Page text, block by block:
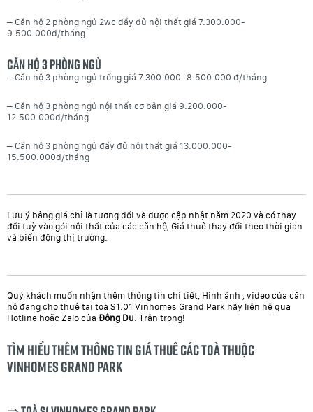
– Căn hộ 2 phòng ngủ 2wc đầy đủ nội thất giá 7.300.000-
9.500.000đ/tháng
Căn hộ 3 phòng ngủ
– Căn hộ 3 phòng ngủ trống giá 7.300.000- 8.500.000 đ/tháng
– Căn hộ 3 phòng ngủ nội thất cơ bản giá 9.200.000-
12.500.000đ/tháng
– Căn hộ 3 phòng ngủ đầy đủ nội thất giá 13.000.000-
15.500.000đ/tháng
Lưu ý bảng giá chỉ là tương đối và được cập nhật năm 2020 và có thay
đổi tuỳ vào gói nội thất của các căn hộ, Giá thuê thay đổi theo thời gian
và biến động thị trường.
Quý khách muốn nhận thêm thông tin chi tiết, Hình ảnh , video của căn
hộ đang cho thuê tại toà S1.01 Vinhomes Grand Park hãy liên hệ qua
Hotline hoặc Zalo của Đông Du. Trân trọng!
Tìm hiểu thêm thông tin giá thuê các toà thuộc
Vinhomes Grand Park